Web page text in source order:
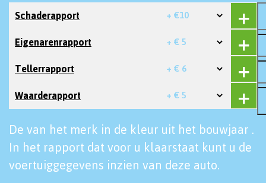
Schaderapport + €10
Eigenarenrapport + € 5
Tellerrapport + € 6
Waarderapport + € 5
De van het merk in de kleur uit het bouwjaar .
In het rapport dat voor u klaarstaat kunt u de
voertuiggegevens inzien van deze auto.